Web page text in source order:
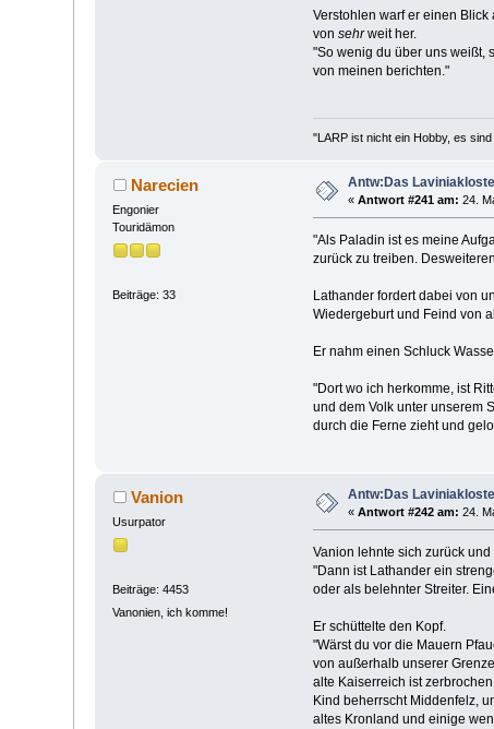
Verstohlen warf er einen
von sehrweit her.
"So wenig du über uns weißt,
von meinen berichten."
"LARP ist nicht ein Hobby, es
Narecien
Engonier
Touridämon
Beiträge: 33
Antw:Das
«Antwort #241 am: 24.
"Als Paladin ist es meine
zurück zu treiben.
Lathander fordert dabei von
Wiedergeburt und Feind von
Er nahm einen Schluck
"Dort wo ich herkomme, ist
und dem Volk unter unserem
durch die Ferne zieht und
Vanion
Usurpator
Beiträge: 4453
Vanonien, ich komme!
Antw:Das
«Antwort #242 am: 24.
Vanion lehnte sich zurück
"Dann ist Lathander ein
oder als belehnter Streiter.
Er schüttelte den Kopf.
"Wärst du vor die Mauern
von außerhalb unserer
alte Kaiserreich ist
Kind beherrscht Middenfelz,
altes Kronland und einige